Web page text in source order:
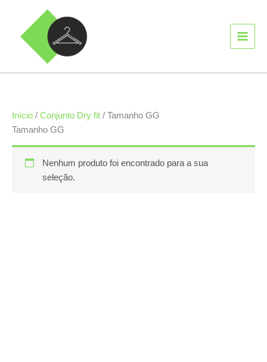
conteúdo
Início / Conjunto Dry fit / Tamanho GG
Tamanho GG
Nenhum produto foi encontrado para a sua
seleção.